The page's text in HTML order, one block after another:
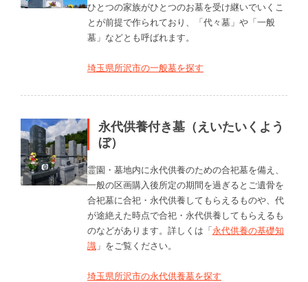
ひとつの家族がひとつのお墓を受け継いでいくこ
とが前提で作られており、「代々墓」や「一般
墓」などとも呼ばれます。
埼玉県所沢市の一般墓を探す
永代供養付き墓（えいたいくよう
ぼ）
霊園・墓地内に永代供養のための合祀墓を備え、
一般の区画購入後所定の期間を過ぎるとご遺骨を
合祀墓に合祀・永代供養してもらえるものや、代
が途絶えた時点で合祀・永代供養してもらえるも
のなどがあります。詳しくは「永代供養の基礎知
識 」をご覧ください。
埼玉県所沢市の永代供養墓を探す